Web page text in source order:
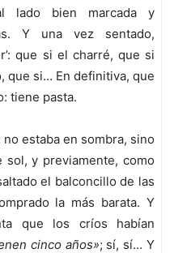
lado bien marcada y
Y una vez sentado,
que si el charré, que si
que si… En definitiva, que
tiene pasta.
estaba en sombra, sino
y previamente, como
el balconcillo de las
la más barata. Y
que los críos habían
cinco años»; sí, sí… Y